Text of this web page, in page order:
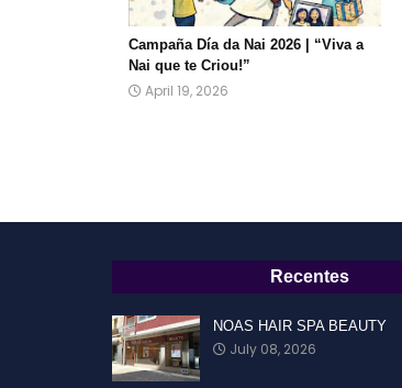
Campaña Día da Nai 2026 | “Viva a
Nai que te Criou!”
April 19, 2026
Recentes
NOAS HAIR SPA BEAUTY
July 08, 2026